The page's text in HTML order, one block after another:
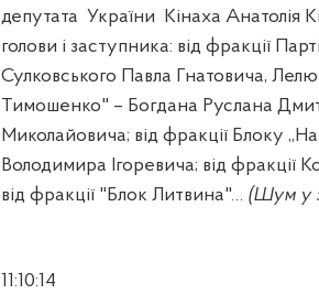
депутата України Кінаха Анатолія
голови і заступника: від фракції
Сулковського Павла Гнатовича,
Тимошенко" – Богдана Руслана
Миколайовича; від фракції Блоку
Володимира Ігоревича; від фракції
від фракції "Блок Литвина"… (Шум у
11:10:14